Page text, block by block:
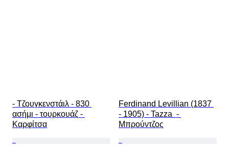
- Τζουγκενστάιλ - 830
ασήμι - τουρκουάζ -
Καρφίτσα
Ferdinand Levillian (1837
- 1905) - Tazza  -
Μπρούντζος